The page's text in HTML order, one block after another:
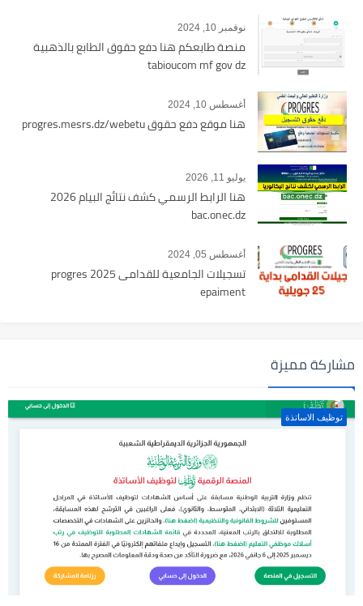
نوفمبر 10, 2024
منصة طابعكم هنا دفع حقوق الطابع بالذهبية
tabioucom mf gov dz
أغسطس 10, 2024
هنا موقع دفع حقوق progres.mesrs.dz/webetu
يوليو 11, 2026
هنا الرابط الرسمي كشف نتائج البيام 2026
bac.onec.dz
أغسطس 05, 2024
تسجيلات الجامعية للقدامى 2025 progres
epaiment
مشاركة مميزة
توظيف الاساتذة